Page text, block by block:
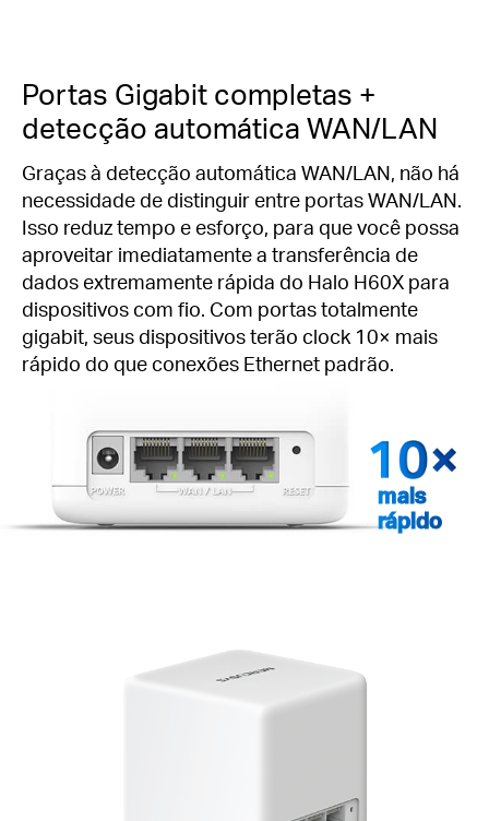
Portas Gigabit completas +
detecção automática WAN/LAN
Graças à detecção automática WAN/LAN, não há
necessidade de distinguir entre portas WAN/LAN.
Isso reduz tempo e esforço, para que você possa
aproveitar imediatamente a transferência de
dados extremamente rápida do Halo H60X para
dispositivos com fio. Com portas totalmente
gigabit, seus dispositivos terão clock 10× mais
rápido do que conexões Ethernet padrão.
mais
rápido